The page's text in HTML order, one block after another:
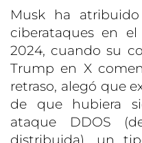
Musk ha
ciberataques en
2024, cuando su
Trump en X
retraso, alegó que
de que hubiera
ataque DDOS